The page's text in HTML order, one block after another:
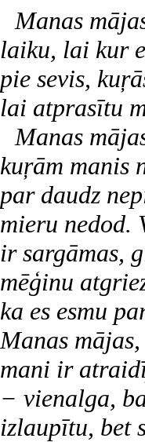
Manas
laiku, lai kur
pie sevis,
lai atprasītu
Manas
kuŗām manis
par daudz
mieru nedod.
ir sargāmas,
mēģinu
ka es esmu
Manas
mani ir
− vienalga,
izlaupītu, bet